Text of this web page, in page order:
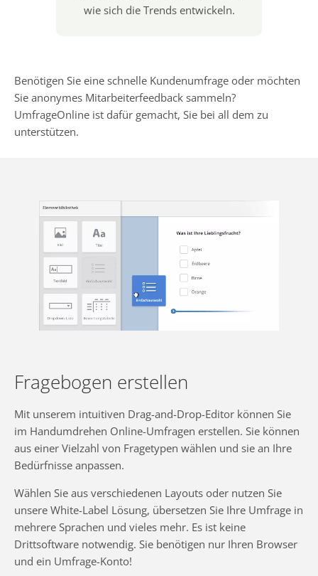
wie sich die Trends entwickeln.
Benötigen Sie eine schnelle Kundenumfrage oder möchten
Sie anonymes Mitarbeiterfeedback sammeln?
UmfrageOnline ist dafür gemacht, Sie bei all dem zu
unterstützen.
Fragebogen erstellen
Mit unserem intuitiven Drag-and-Drop-Editor können Sie
im Handumdrehen Online-Umfragen erstellen. Sie können
aus einer Vielzahl von Fragetypen wählen und sie an Ihre
Bedürfnisse anpassen.
Wählen Sie aus verschiedenen Layouts oder nutzen Sie
unsere White-Label Lösung, übersetzen Sie Ihre Umfrage in
mehrere Sprachen und vieles mehr. Es ist keine
Drittsoftware notwendig. Sie benötigen nur Ihren Browser
und ein Umfrage-Konto!